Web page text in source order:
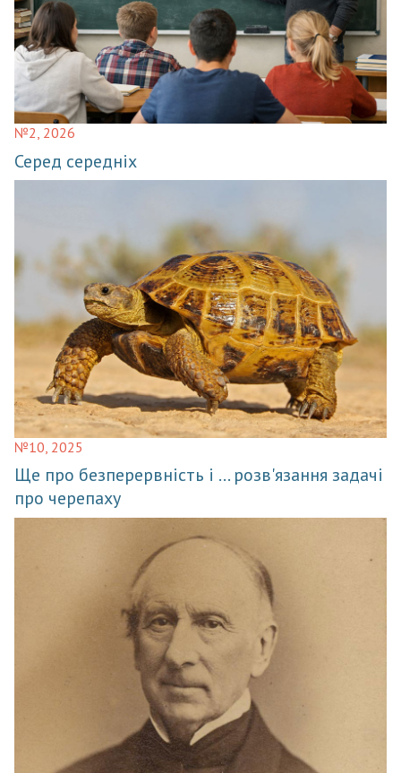
№2, 2026
Серед середніх
№10, 2025
Ще про безперервність і ... розв'язання задачі
про черепаху